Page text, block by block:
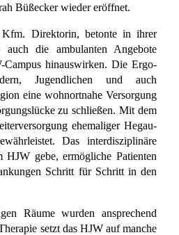
Büßecker wieder eröffnet.
Kfm. Direktorin, betonte in ihrer
die ambulanten Angebote
Campus hinauswirken. Die Ergo-
Jugendlichen und auch
eine wohnortnahe Versorgung
zu schließen. Mit dem
ehemaliger Hegau-
Das interdisziplinäre
HJW gebe, ermögliche Patienten
Schritt für Schritt in den
Räume wurden ansprechend
setzt das HJW auf manche